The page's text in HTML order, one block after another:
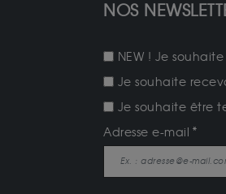
NOS
NEW ! Je
Je souhaite
Je souhaite être
Adresse e-mail